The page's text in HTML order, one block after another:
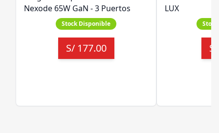
Nexode 65W GaN - 3 Puertos
Stock Disponible
S/ 177.00
LUX